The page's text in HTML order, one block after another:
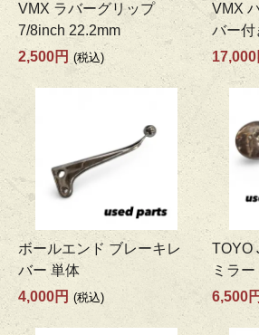
VMX ラバーグリップ
7/8inch 22.2mm
2,500円 (税込)
VMX
バー付
17,000
ボールエンド ブレーキレ
バー 単体
4,000円 (税込)
TOYO
ミラ
6,500円